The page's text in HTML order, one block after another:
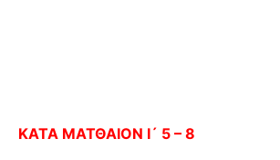
ΚΑΤΑ ΜΑΤΘΑΙΟΝ Ι´ 5 – 8